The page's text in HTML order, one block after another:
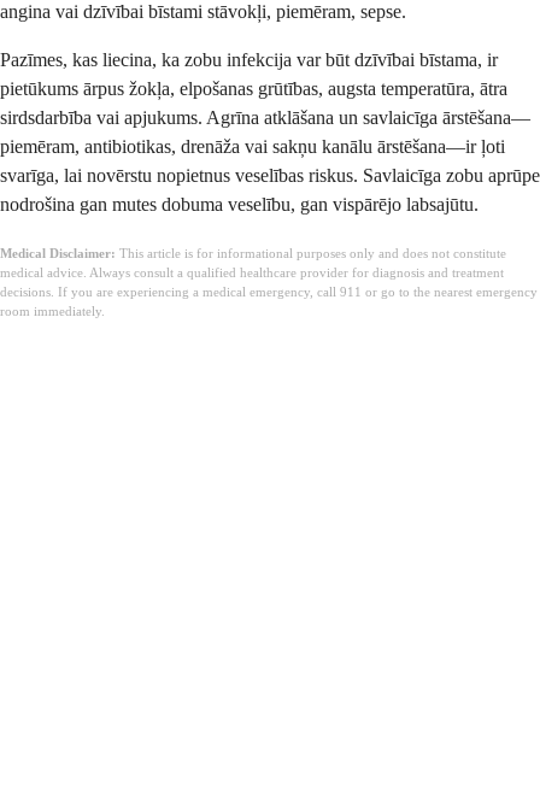
angina vai dzīvībai bīstami stāvokļi, piemēram, sepse.
Pazīmes, kas liecina, ka zobu infekcija var būt dzīvībai bīstama, ir
pietūkums ārpus žokļa, elpošanas grūtības, augsta temperatūra, ātra
sirdsdarbība vai apjukums. Agrīna atklāšana un savlaicīga ārstēšana—
piemēram, antibiotikas, drenāža vai sakņu kanālu ārstēšana—ir ļoti
svarīga, lai novērstu nopietnus veselības riskus. Savlaicīga zobu aprūpe
nodrošina gan mutes dobuma veselību, gan vispārējo labsajūtu.
Medical Disclaimer: This article is for informational purposes only and does not constitute
medical advice. Always consult a qualified healthcare provider for diagnosis and treatment
decisions. If you are experiencing a medical emergency, call 911 or go to the nearest emergency
room immediately.